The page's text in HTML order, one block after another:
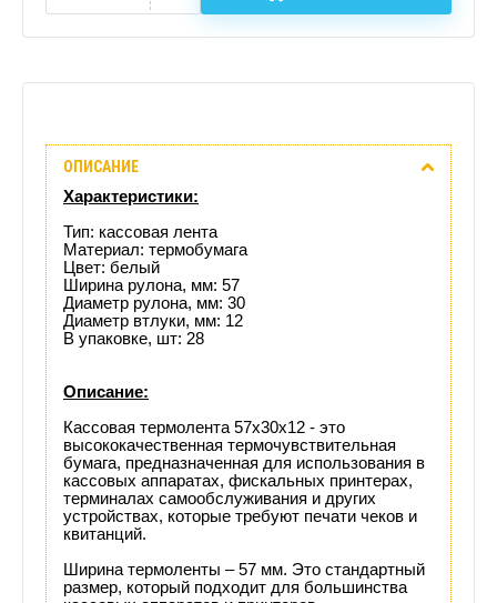
Отзывы
(0)
Доставка
этого
товара
ОПИСАНИЕ
Характеристики:
Тип: кассовая лента
Материал: термобумага
Цвет: белый
Ширина рулона, мм: 57
Диаметр рулона, мм: 30
Диаметр втлуки, мм: 12
В упаковке, шт: 28
Описание:
Кассовая термолента 57х30х12 - это
высококачественная термочувствительная
бумага, предназначенная для использования в
кассовых аппаратах, фискальных принтерах,
терминалах самообслуживания и других
устройствах, которые требуют печати чеков и
квитанций.
Ширина термоленты – 57 мм. Это стандартный
размер, который подходит для большинства